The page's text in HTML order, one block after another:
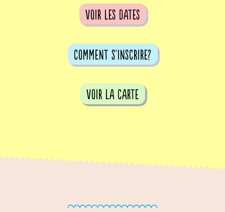
voir les dates
comment s'inscrire?
voir la carte